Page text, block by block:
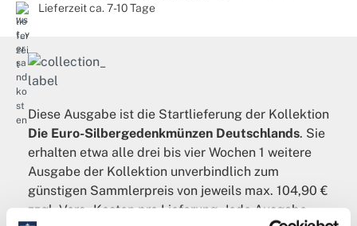
Lieferzeit ca. 7-10 Tage
Diese Ausgabe ist die Startlieferung der Kollektion
Die Euro-Silbergedenkmünzen Deutschlands. Sie
erhalten etwa alle drei bis vier Wochen 1 weitere
Ausgabe der Kollektion unverbindlich zum
günstigen Sammlerpreis von jeweils max. 104,90 €
zzgl. Vers.-Kosten pro Lieferung. Jede Ausgabe